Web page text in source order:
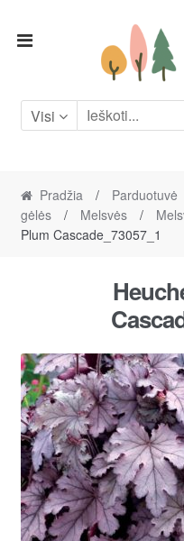
Skip
Skip
Visi
Pradžia / Parduotuvė
gėlės
/ Melsvės /
Plum Cascade_73057_1